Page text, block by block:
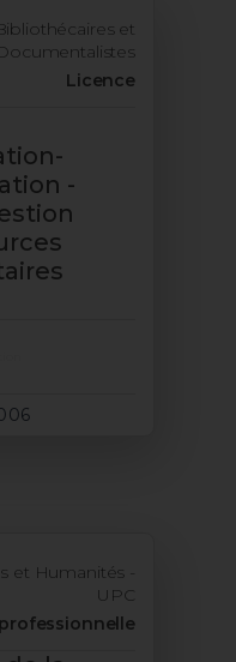
et
Licence
-
et Humanités -
UPC